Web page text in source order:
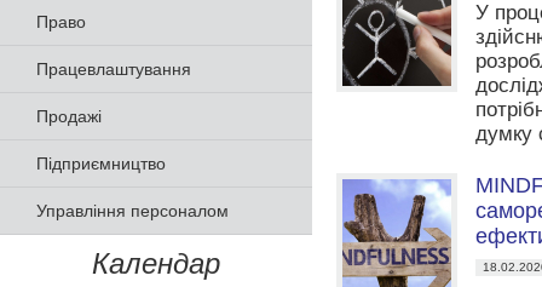
Право
Працевлаштування
Продажі
Підприємництво
Управління персоналом
Календар
У
думку